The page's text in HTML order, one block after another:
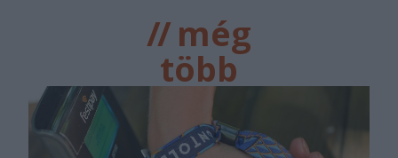
//még
több
főtér.ro